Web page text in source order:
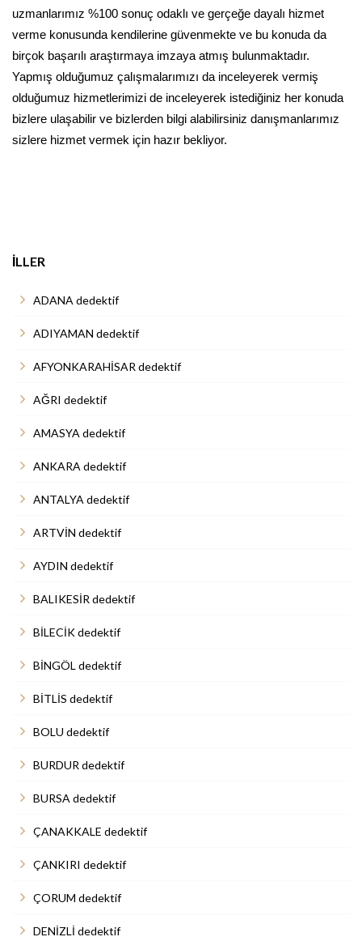
uzmanlarımız %100 sonuç odaklı ve gerçeğe dayalı hizmet
verme konusunda kendilerine güvenmekte ve bu konuda da
birçok başarılı araştırmaya imzaya atmış bulunmaktadır.
Yapmış olduğumuz çalışmalarımızı da inceleyerek vermiş
olduğumuz hizmetlerimizi de inceleyerek istediğiniz her konuda
bizlere ulaşabilir ve bizlerden bilgi alabilirsiniz danışmanlarımız
sizlere hizmet vermek için hazır bekliyor.
İLLER
ADANA dedektif
ADIYAMAN dedektif
AFYONKARAHİSAR dedektif
AĞRI dedektif
AMASYA dedektif
ANKARA dedektif
ANTALYA dedektif
ARTVİN dedektif
AYDIN dedektif
BALIKESİR dedektif
BİLECİK dedektif
BİNGÖL dedektif
BİTLİS dedektif
BOLU dedektif
BURDUR dedektif
BURSA dedektif
ÇANAKKALE dedektif
ÇANKIRI dedektif
ÇORUM dedektif
DENİZLİ dedektif